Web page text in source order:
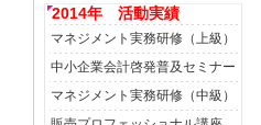
2014年 活動実績
マネジメント実務研修（上級）
中小企業会計啓発普及セミナー
マネジメント実務研修（中級）